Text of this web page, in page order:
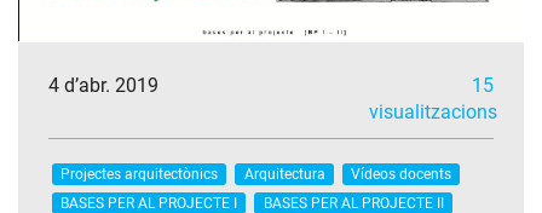
4 d’abr. 2019
15
visualitzacions
Projectes arquitectònics Arquitectura
Vídeos docents
BASES PER AL PROJECTE I
BASES PER AL PROJECTE II